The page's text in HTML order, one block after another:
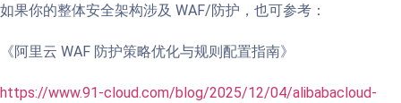
如果你的整体安全架构涉及 WAF/防护，也可参考：
《阿里云 WAF 防护策略优化与规则配置指南》
https://www.91-cloud.com/blog/2025/12/04/alibabacloud-